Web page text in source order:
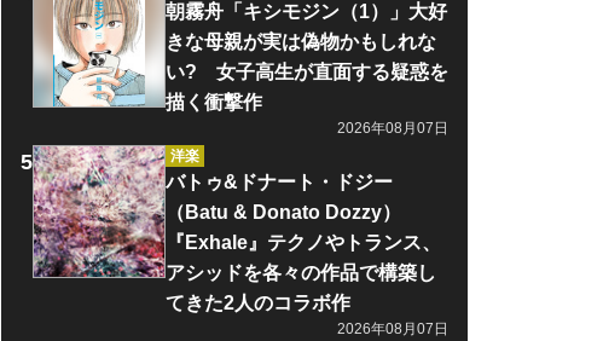
朝霧舟「キシモジン（1）」大好
きな母親が実は偽物かもしれな
い? 女子高生が直面する疑惑を
描く衝撃作
2026年08月07日
洋楽
バトゥ&ドナート・ドジー
（Batu & Donato Dozzy）
『Exhale』テクノやトランス、
アシッドを各々の作品で構築し
てきた2人のコラボ作
2026年08月07日